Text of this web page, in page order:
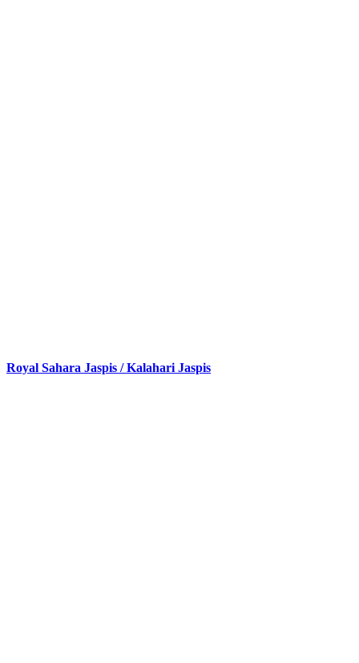
Royal Sahara Jaspis / Kalahari Jaspis